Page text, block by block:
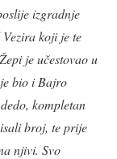
izgradnje
koji je te
je učestovao u
bio i Bajro
kompletan
broj, te prije
njivi. Svo